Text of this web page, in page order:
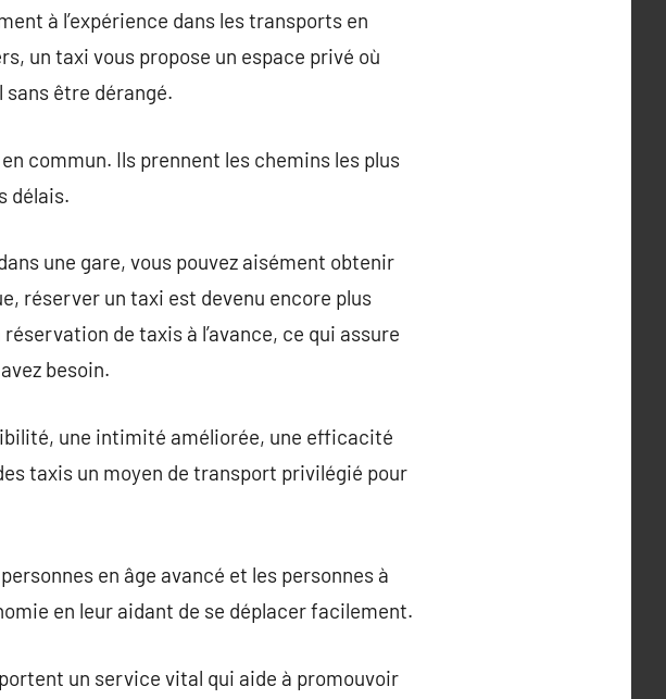
à l’expérience dans les transports en
un taxi vous propose un espace privé où
être dérangé.
commun. Ils prennent les chemins les plus
délais.
une gare, vous pouvez aisément obtenir
réserver un taxi est devenu encore plus
de taxis à l’avance, ce qui assure
besoin.
une intimité améliorée, une efficacité
taxis un moyen de transport privilégié pour
en âge avancé et les personnes à
en leur aidant de se déplacer facilement.
un service vital qui aide à promouvoir